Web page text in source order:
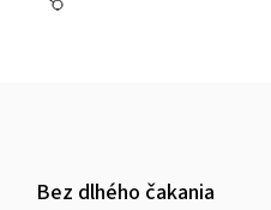
Bez dlhého čakania